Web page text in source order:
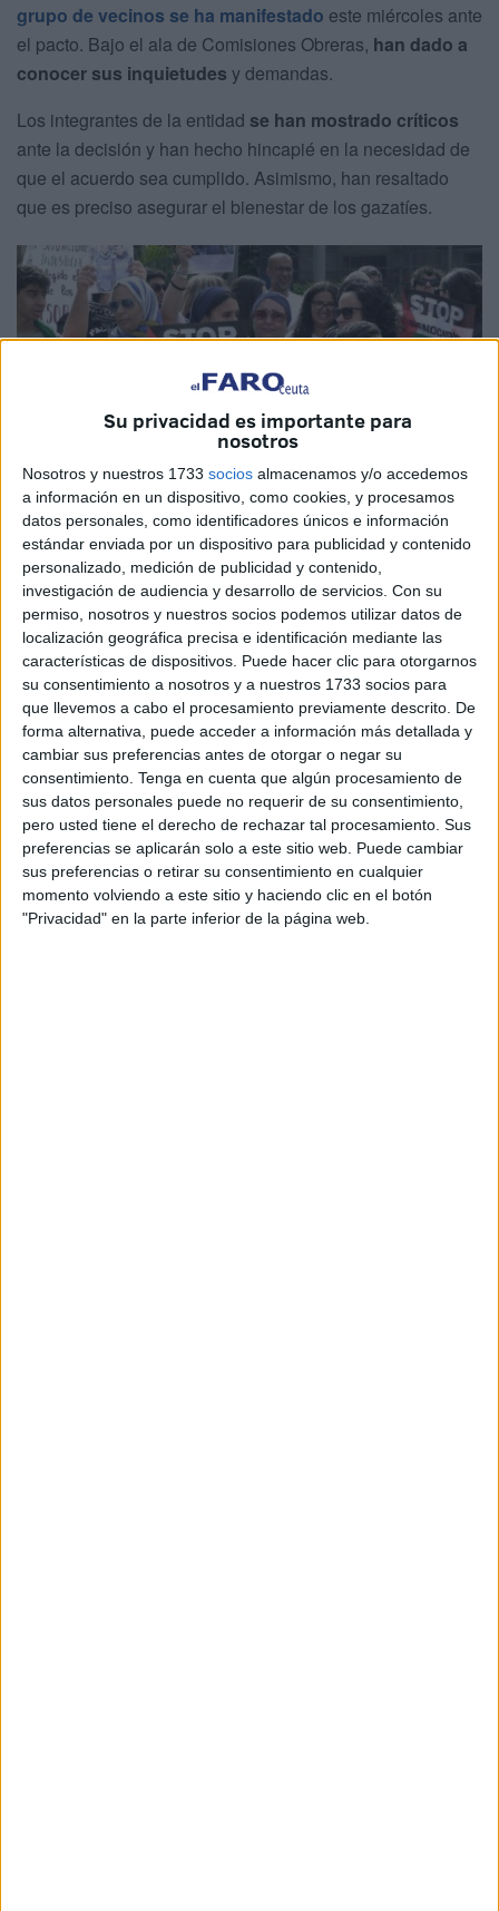
Su privacidad es importante para
nosotros
Nosotros y nuestros 1733 socios almacenamos y/o accedemos
a información en un dispositivo, como cookies, y procesamos
datos personales, como identificadores únicos e información
estándar enviada por un dispositivo para publicidad y contenido
personalizado, medición de publicidad y contenido,
investigación de audiencia y desarrollo de servicios. Con su
permiso, nosotros y nuestros socios podemos utilizar datos de
localización geográfica precisa e identificación mediante las
características de dispositivos. Puede hacer clic para otorgarnos
su consentimiento a nosotros y a nuestros 1733 socios para
que llevemos a cabo el procesamiento previamente descrito. De
forma alternativa, puede acceder a información más detallada y
cambiar sus preferencias antes de otorgar o negar su
consentimiento. Tenga en cuenta que algún procesamiento de
sus datos personales puede no requerir de su consentimiento,
pero usted tiene el derecho de rechazar tal procesamiento. Sus
preferencias se aplicarán solo a este sitio web. Puede cambiar
sus preferencias o retirar su consentimiento en cualquier
momento volviendo a este sitio y haciendo clic en el botón
"Privacidad" en la parte inferior de la página web.
grupo de vecinos se ha manifestado este miércoles ante
el pacto. Bajo el ala de Comisiones Obreras, han dado a
conocer sus inquietudes y demandas.
Los integrantes de la entidad se han mostrado críticos
ante la decisión y han hecho hincapié en la necesidad de
que el acuerdo sea cumplido. Asimismo, han resaltado
que es preciso asegurar el bienestar de los gazatíes.
Peticiones
Lorena Díaz, secretaria de la Federación de Enseñanza,
ha trasladado el listado de peticiones formuladas a la
comunidad internacional. Desde ese rincón en el corazón
de la ciudad, han dado cuenta dela incomodidad que les
provocalo que puede pasar en adelante tras la firma.
La primerareclamaciónha sido la de reconocer
internacionalmente un estado palestino “viable” en el que
se“imponga la paz”. CCOO, con la finalidad de que se
cumpla con el anuncio del alto al fuego, ha solicitado que
“sea permanente y verificable”.